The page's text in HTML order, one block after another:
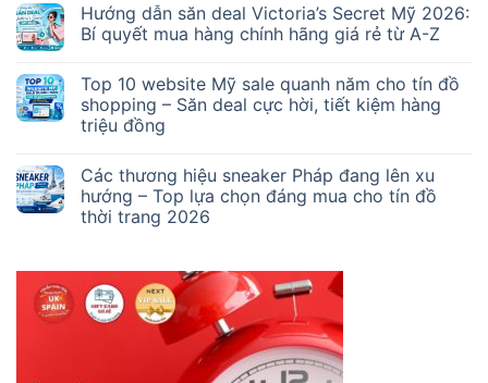
Hướng dẫn săn deal Victoria’s Secret Mỹ 2026:
Bí quyết mua hàng chính hãng giá rẻ từ A-Z
Top 10 website Mỹ sale quanh năm cho tín đồ
shopping – Săn deal cực hời, tiết kiệm hàng
triệu đồng
Các thương hiệu sneaker Pháp đang lên xu
hướng – Top lựa chọn đáng mua cho tín đồ
thời trang 2026